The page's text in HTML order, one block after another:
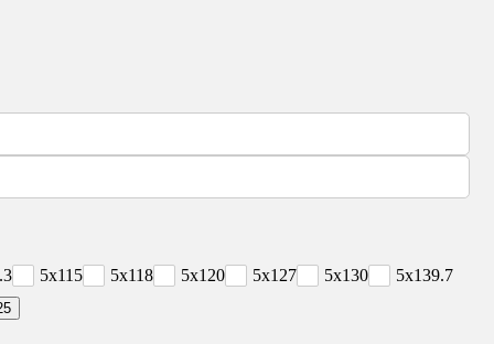
5x115 5x118 5x120 5x127 5x130
5x139.7